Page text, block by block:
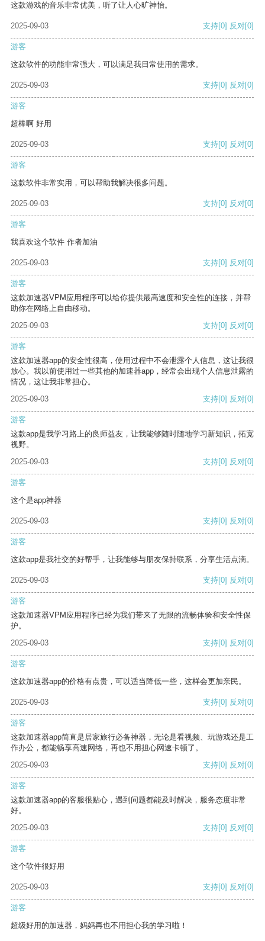
这款游戏的音乐非常优美，听了让人心旷神怡。
2025-09-03 支持[0] 反对[0]
游客
这款软件的功能非常强大，可以满足我日常使用的需求。
2025-09-03 支持[0] 反对[0]
游客
超棒啊 好用
2025-09-03 支持[0] 反对[0]
游客
这款软件非常实用，可以帮助我解决很多问题。
2025-09-03 支持[0] 反对[0]
游客
我喜欢这个软件 作者加油
2025-09-03 支持[0] 反对[0]
游客
这款加速器VPM应用程序可以给你提供最高速度和安全性的连接，并帮
助你在网络上自由移动。
2025-09-03
支持[0] 反对[0]
游客
这款加速器app的安全性很高，使用过程中不会泄露个人信息，这让我很
放心。我以前使用过一些其他的加速器app，经常会出现个人信息泄露的
情况，这让我非常担心。
2025-09-03
支持[0] 反对[0]
游客
这款app是我学习路上的良师益友，让我能够随时随地学习新知识，拓宽
视野。
2025-09-03
支持[0] 反对[0]
游客
这个是app神器
2025-09-03 支持[0] 反对[0]
游客
这款app是我社交的好帮手，让我能够与朋友保持联系，分享生活点滴。
2025-09-03 支持[0] 反对[0]
游客
这款加速器VPM应用程序已经为我们带来了无限的流畅体验和安全性保
护。
2025-09-03
支持[0] 反对[0]
游客
这款加速器app的价格有点贵，可以适当降低一些，这样会更加亲民。
2025-09-03 支持[0] 反对[0]
游客
这款加速器app简直是居家旅行必备神器，无论是看视频、玩游戏还是工
作办公，都能畅享高速网络，再也不用担心网速卡顿了。
2025-09-03
支持[0] 反对[0]
游客
这款加速器app的客服很贴心，遇到问题都能及时解决，服务态度非常
好。
2025-09-03
支持[0] 反对[0]
游客
这个软件很好用
2025-09-03 支持[0] 反对[0]
游客
超级好用的加速器，妈妈再也不用担心我的学习啦！